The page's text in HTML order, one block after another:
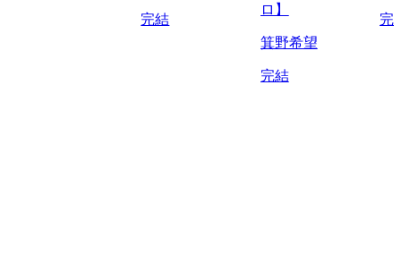
完結
ロ】
箕野希望
完結
完